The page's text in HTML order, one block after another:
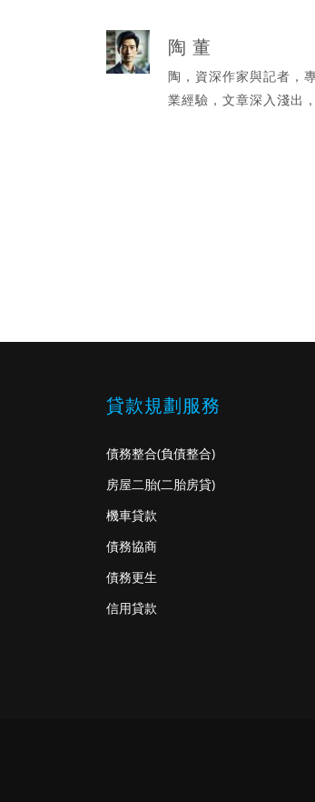
陶 董
陶，資深作家與記者，
業經驗，文章深入淺出
貸款規劃服務
債務整合(負債整合)
房屋二胎(二胎房貸)
機車貸款
債務協商
債務更生
信用貸款